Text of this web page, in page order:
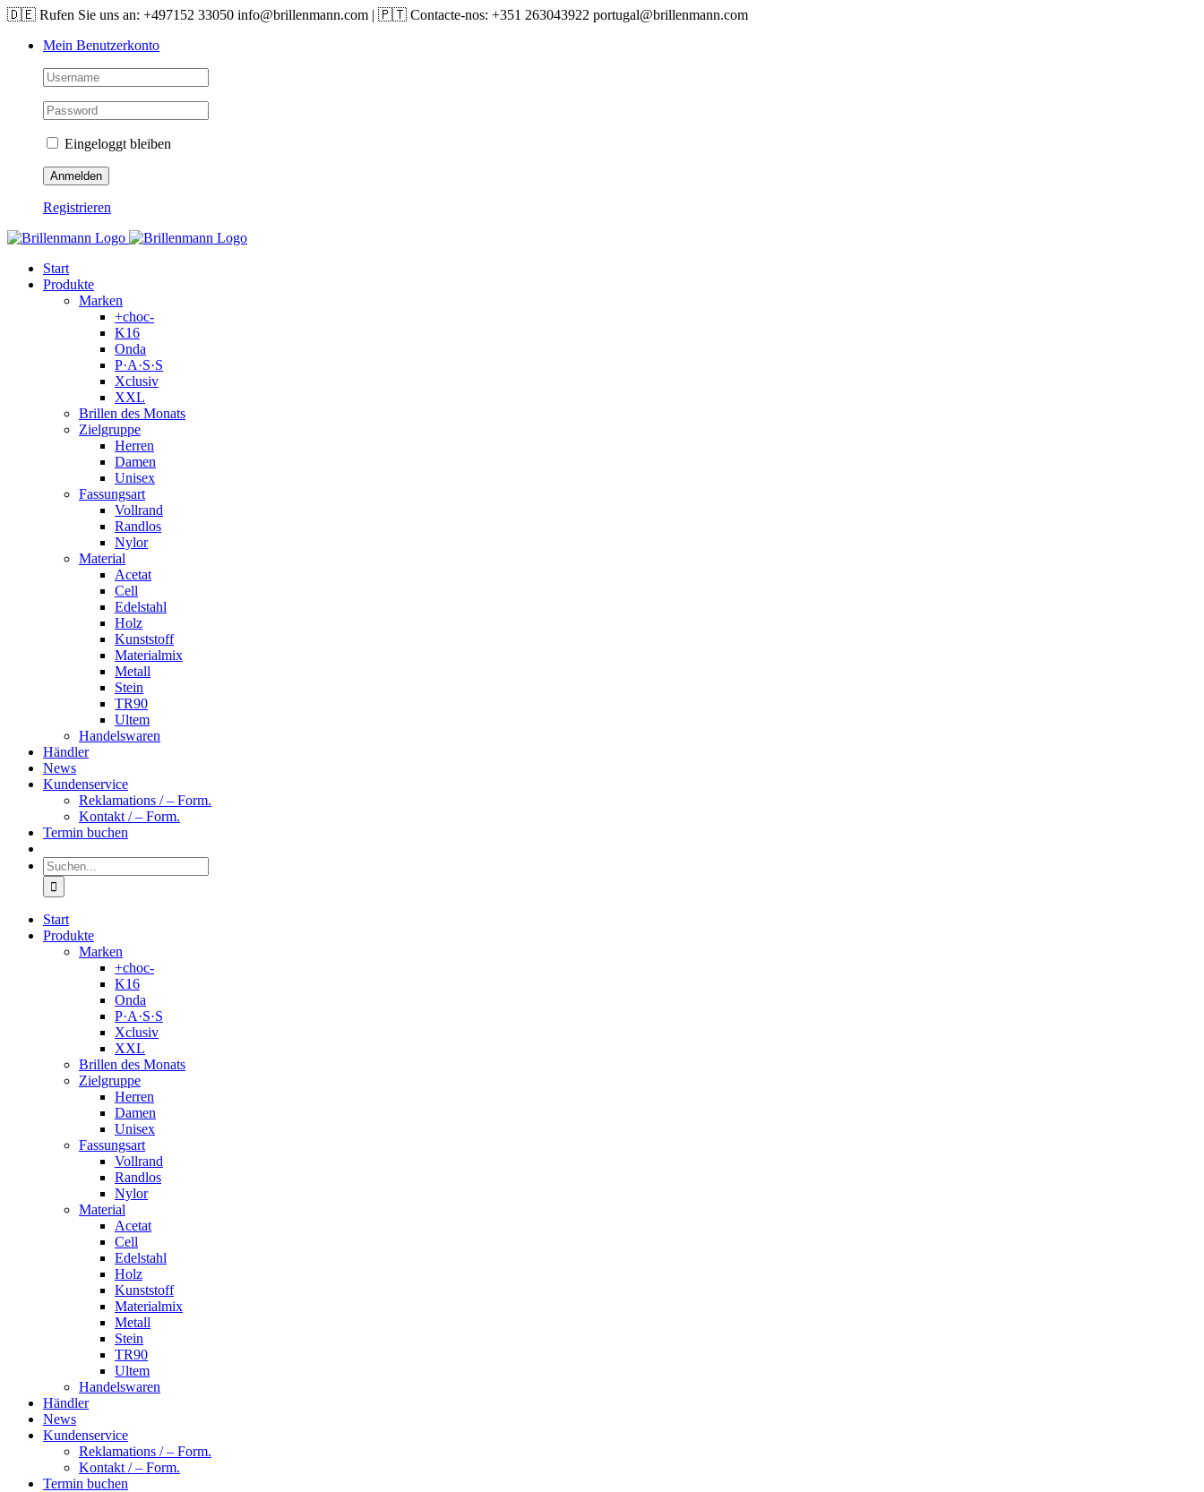
Skip
content
🇩🇪 Rufen Sie uns an: +497152 33050 info@brillenmann.com | 🇵🇹 Contacte-nos: +351 263043922 portugal@brillenmann.com
Mein Benutzerkonto
Eingeloggt bleiben
Registrieren
Start
Produkte
Marken
+choc-
K16
Onda
P·A·S·S
Xclusiv
XXL
Brillen des Monats
Zielgruppe
Herren
Damen
Unisex
Fassungsart
Vollrand
Randlos
Nylor
Material
Acetat
Cell
Edelstahl
Holz
Kunststoff
Materialmix
Metall
Stein
TR90
Ultem
Handelswaren
Händler
News
Kundenservice
Reklamations / – Form.
Kontakt / – Form.
Termin buchen
Suche
nach:
Start
Produkte
Marken
+choc-
K16
Onda
P·A·S·S
Xclusiv
XXL
Brillen des Monats
Zielgruppe
Herren
Damen
Unisex
Fassungsart
Vollrand
Randlos
Nylor
Material
Acetat
Cell
Edelstahl
Holz
Kunststoff
Materialmix
Metall
Stein
TR90
Ultem
Handelswaren
Händler
News
Kundenservice
Reklamations / – Form.
Kontakt / – Form.
Termin buchen